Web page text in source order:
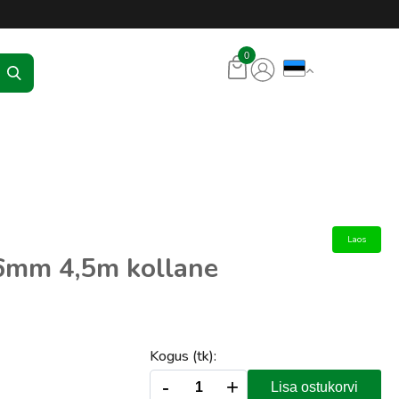
0
Laos
4,5m kollane
Kogus (tk):
- + Lisa ostukorvi